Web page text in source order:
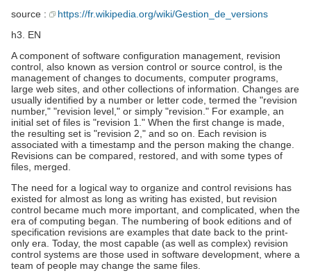
source :
https://fr.wikipedia.org/wiki/Gestion_de_versions
h3. EN
A component of software configuration management, revision
control, also known as version control or source control, is the
management of changes to documents, computer programs,
large web sites, and other collections of information. Changes are
usually identified by a number or letter code, termed the "revision
number," "revision level," or simply "revision." For example, an
initial set of files is "revision 1." When the first change is made,
the resulting set is "revision 2," and so on. Each revision is
associated with a timestamp and the person making the change.
Revisions can be compared, restored, and with some types of
files, merged.
The need for a logical way to organize and control revisions has
existed for almost as long as writing has existed, but revision
control became much more important, and complicated, when the
era of computing began. The numbering of book editions and of
specification revisions are examples that date back to the print-
only era. Today, the most capable (as well as complex) revision
control systems are those used in software development, where a
team of people may change the same files.